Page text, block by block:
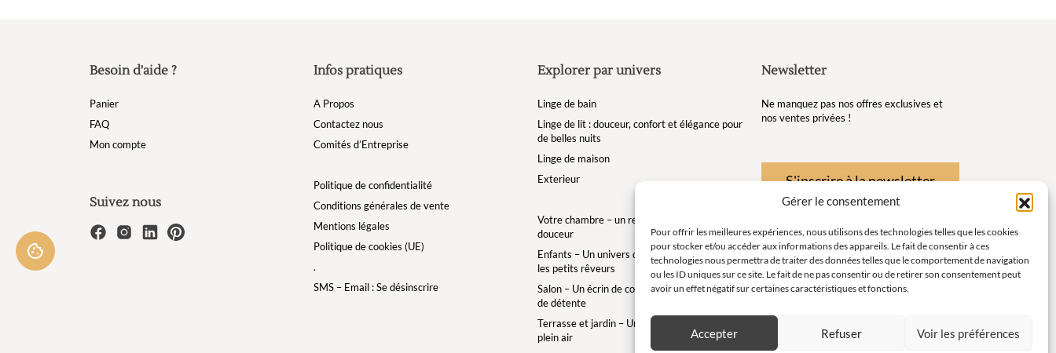
Gérer le consentement
Pour offrir les meilleures expériences, nous utilisons des technologies telles que les cookies
pour stocker et/ou accéder aux informations des appareils. Le fait de consentir à ces
technologies nous permettra de traiter des données telles que le comportement de navigation
ou les ID uniques sur ce site. Le fait de ne pas consentir ou de retirer son consentement peut
avoir un effet négatif sur certaines caractéristiques et fonctions.
Accepter Refuser Voir les préférences
Besoin d'aide ?
Panier
FAQ
Mon compte
Suivez nous
Infos pratiques
A Propos
Contactez nous
Comités d’Entreprise
Politique de confidentialité
Conditions générales de vente
Mentions légales
Politique de cookies (UE)
.
SMS – Email : Se désinscrire
Explorer par univers
Linge de bain
Linge de lit : douceur, confort et élégance pour
de belles nuits
Linge de maison
Exterieur
Votre chambre – un refuge de bien-être et de
douceur
Enfants – Un univers doux et enchanté pour
les petits rêveurs
Salon – Un écrin de confort pour des instants
de détente
Terrasse et jardin – Une bulle de confort en
plein air
Newsletter
Ne manquez pas nos offres exclusives et
nos ventes privées !
S'inscrire à la newsletter